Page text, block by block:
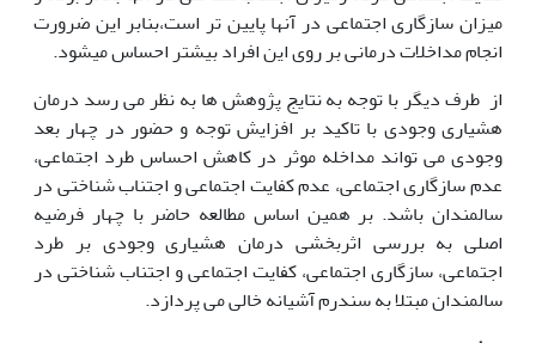
میزان سازگاری اجتماعی در آنها پایین تر است،بنابر این ضرورت
انجام مداخلات درمانی بر روی این افراد بیشتر احساس میشود.
از طرف دیگر با توجه به نتایج پژوهش ها به نظر می رسد درمان
هشیاری وجودی با تاکید بر افزایش توجه و حضور در چهار بعد
وجودی می تواند مداخله موثر در کاهش احساس طرد اجتماعی،
عدم سازگاری اجتماعی، عدم کفایت اجتماعی و اجتناب شناختی در
سالمندان باشد. بر همین اساس مطالعه حاضر با چهار فرضیه
اصلی به بررسی اثربخشی درمان هشیاری وجودی بر طرد
اجتماعی، سازگاری اجتماعی، کفایت اجتماعی و اجتناب شناختی در
سالمندان مبتلا به سندرم آشیانه خالی می پردازد.